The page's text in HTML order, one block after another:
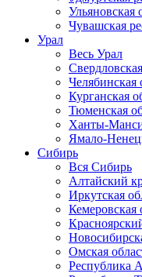
Ульяновская
Чувашская
Урал
Весь Урал
Челябинская
Курганская
Тюменская
Ханты-
Ямало-
Сибирь
Вся Сибирь
Алтайский
Иркутская
Кемеровская
Омская
Республика